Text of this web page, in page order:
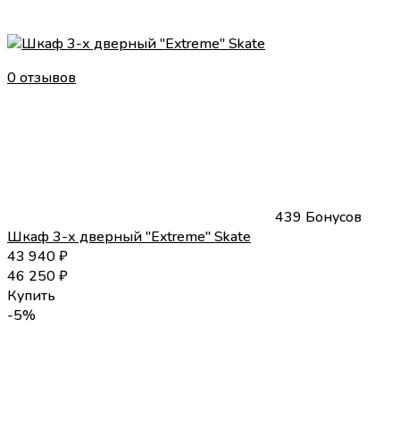
0 отзывов
439 Бонусов
Шкаф 3-х дверный "Extreme" Skate
43 940₽
46 250₽
Купить
-5%